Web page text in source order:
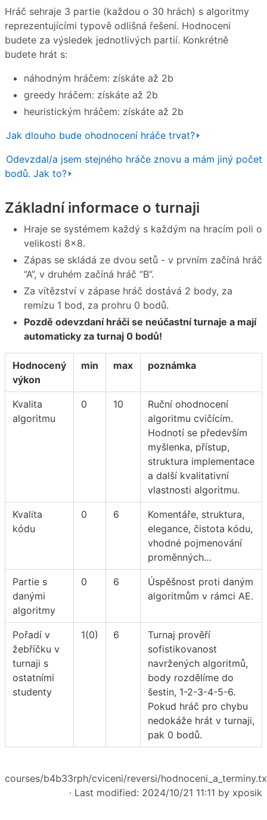
Hráč sehraje 3 partie (každou o 30 hrách) s algoritmy
reprezentujícími typově odlišná řešení. Hodnoceni
budete za výsledek jednotlivých partií. Konkrétně
budete hrát s:
náhodným hráčem: získáte až 2b
greedy hráčem: získáte až 2b
heuristickým hráčem: získáte až 2b
Jak dlouho bude ohodnocení hráče trvat?
Odevzdal/a jsem stejného hráče znovu a mám jiný počet
bodů. Jak to?
Základní informace o turnaji
Hraje se systémem každý s každým na hracím poli o
velikosti 8×8.
Zápas se skládá ze dvou setů - v prvním začíná hráč
“A”, v druhém začíná hráč “B”.
Za vítězství v zápase hráč dostává 2 body, za
remízu 1 bod, za prohru 0 bodů.
Pozdě odevzdaní hráči se neúčastní turnaje a mají
automaticky za turnaj 0 bodů!
Hodnocený
výkon
min max poznámka
Kvalita
algoritmu
0 10
Ruční ohodnocení
algoritmu cvičícím.
Hodnotí se především
myšlenka, přístup,
struktura implementace
a další kvalitativní
vlastnosti algoritmu.
Kvalita
kódu
0 6
Komentáře, struktura,
elegance, čistota kódu,
vhodné pojmenování
proměnných…
Partie s
danými
algoritmy
0 6
Úspěšnost proti daným
algoritmům v rámci AE.
Pořadí v
žebříčku v
turnaji s
ostatními
studenty
1(0) 6
Turnaj prověří
sofistikovanost
navržených algoritmů,
body rozdělíme do
šestin, 1-2-3-4-5-6.
Pokud hráč pro chybu
nedokáže hrát v turnaji,
pak 0 bodů.
courses/b4b33rph/cviceni/reversi/
· Last modified: 2024/10/21 11:11 by xposik